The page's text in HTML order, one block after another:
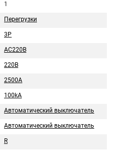
1
Перегрузки
3P
AC220В
220В
2500A
100kA
Автоматический выключатель
Автоматический выключатель
R